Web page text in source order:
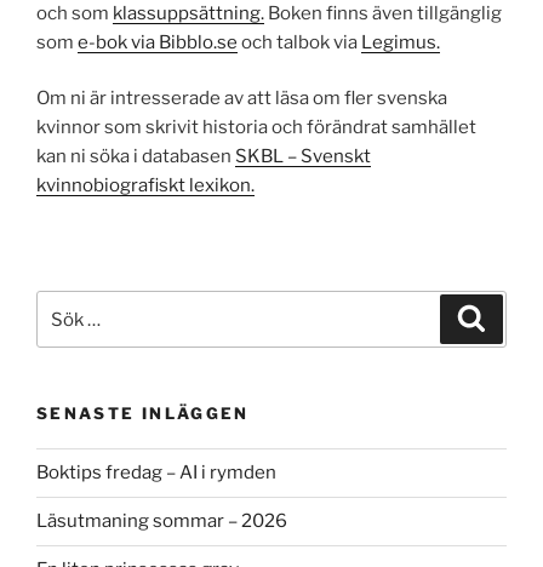
och som klassuppsättning. Boken finns även tillgänglig
som e-bok via Bibblo.se och talbok via Legimus.
Om ni är intresserade av att läsa om fler svenska
kvinnor som skrivit historia och förändrat samhället
kan ni söka i databasen SKBL – Svenskt
kvinnobiografiskt lexikon.
efter:
SENASTE INLÄGGEN
Boktips fredag – AI i rymden
Läsutmaning sommar – 2026